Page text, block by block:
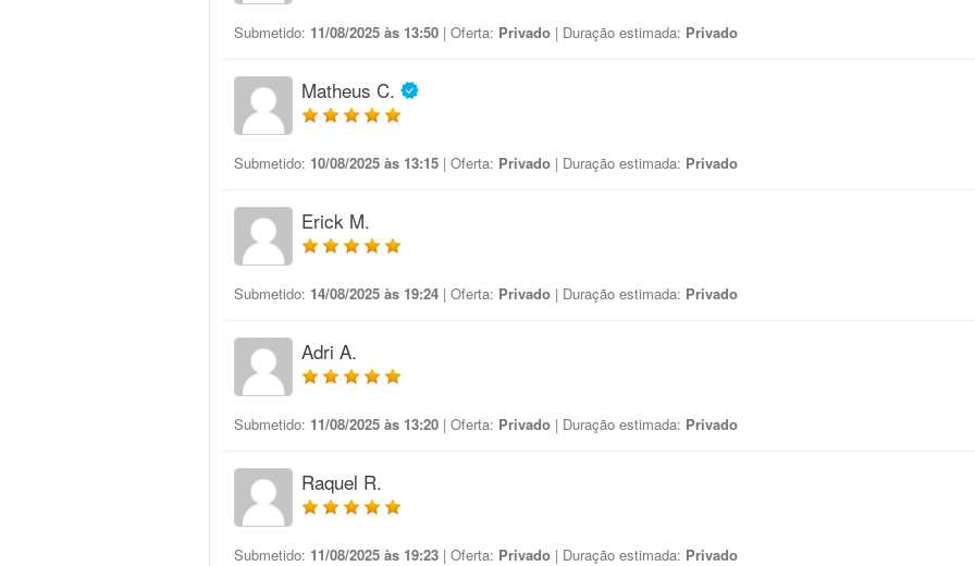
Submetido: 11/08/2025 às 13:50 | Oferta: Privado | Duração estimada: Privado
Matheus C.
Submetido: 10/08/2025 às 13:15 | Oferta: Privado | Duração estimada: Privado
Erick M.
Submetido: 14/08/2025 às 19:24 | Oferta: Privado | Duração estimada: Privado
Adri A.
Submetido: 11/08/2025 às 13:20 | Oferta: Privado | Duração estimada: Privado
Raquel R.
Submetido: 11/08/2025 às 19:23 | Oferta: Privado | Duração estimada: Privado